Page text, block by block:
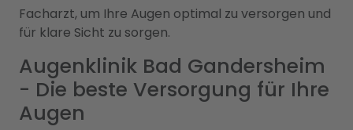
Facharzt, um Ihre Augen optimal zu versorgen und
für klare Sicht zu sorgen.
Augenklinik Bad Gandersheim
- Die beste Versorgung für Ihre
Augen